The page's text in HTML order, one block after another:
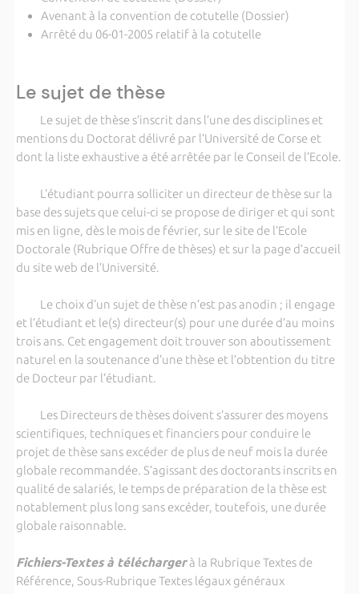
Avenant à la convention de cotutelle (Dossier)
Arrêté du 06-01-2005 relatif à la cotutelle
Le sujet de thèse
Le sujet de thèse s’inscrit dans l’une des disciplines et
mentions du Doctorat délivré par l’Université de Corse et
dont la liste exhaustive a été arrêtée par le Conseil de l’Ecole.
L’étudiant pourra solliciter un directeur de thèse sur la
base des sujets que celui-ci se propose de diriger et qui sont
mis en ligne, dès le mois de février, sur le site de l’Ecole
Doctorale (Rubrique Offre de thèses) et sur la page d’accueil
du site web de l’Université.
Le choix d’un sujet de thèse n’est pas anodin ; il engage
et l’étudiant et le(s) directeur(s) pour une durée d’au moins
trois ans. Cet engagement doit trouver son aboutissement
naturel en la soutenance d’une thèse et l’obtention du titre
de Docteur par l’étudiant.
Les Directeurs de thèses doivent s’assurer des moyens
scientifiques, techniques et financiers pour conduire le
projet de thèse sans excéder de plus de neuf mois la durée
globale recommandée. S’agissant des doctorants inscrits en
qualité de salariés, le temps de préparation de la thèse est
notablement plus long sans excéder, toutefois, une durée
globale raisonnable.
Fichiers-Textes à téléchargerà la Rubrique Textes de
Référence, Sous-Rubrique Textes légaux généraux